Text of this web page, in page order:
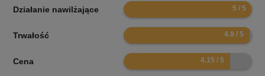
Działanie nawilżające 10
Trwałość 9.8
Cena 8.3